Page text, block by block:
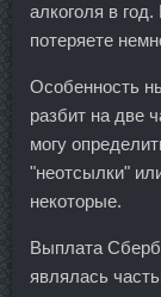
алкоголя в
потеряете
Особенность
разбит на две
могу
"неотсылки"
некоторые.
Выплата
являлась